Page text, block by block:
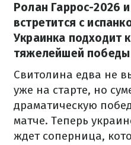
Ролан Гаррос-2026
встретится с
Украинка подходит
тяжелейшей победы
Свитолина едва не
уже на старте, но
драматическую
матче. Теперь
ждет соперница,